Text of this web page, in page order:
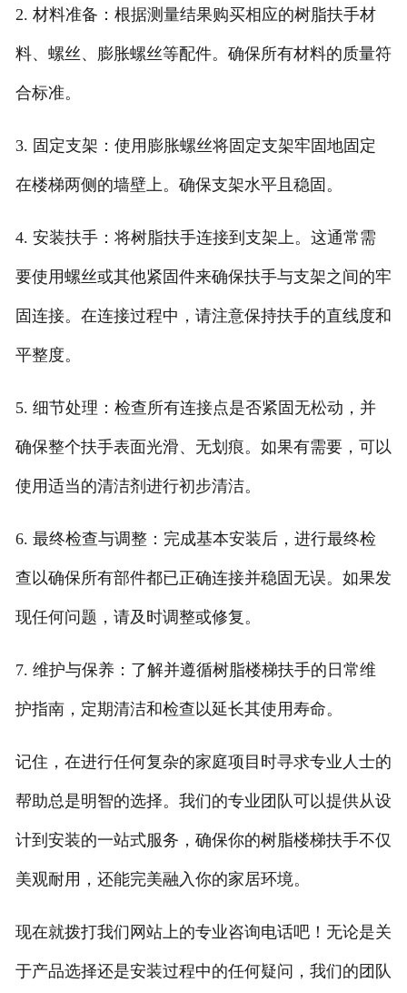
2. 材料准备：根据测量结果购买相应的树脂扶手材
料、螺丝、膨胀螺丝等配件。确保所有材料的质量符
合标准。
3. 固定支架：使用膨胀螺丝将固定支架牢固地固定
在楼梯两侧的墙壁上。确保支架水平且稳固。
4. 安装扶手：将树脂扶手连接到支架上。这通常需
要使用螺丝或其他紧固件来确保扶手与支架之间的牢
固连接。在连接过程中，请注意保持扶手的直线度和
平整度。
5. 细节处理：检查所有连接点是否紧固无松动，并
确保整个扶手表面光滑、无划痕。如果有需要，可以
使用适当的清洁剂进行初步清洁。
6. 最终检查与调整：完成基本安装后，进行最终检
查以确保所有部件都已正确连接并稳固无误。如果发
现任何问题，请及时调整或修复。
7. 维护与保养：了解并遵循树脂楼梯扶手的日常维
护指南，定期清洁和检查以延长其使用寿命。
记住，在进行任何复杂的家庭项目时寻求专业人士的
帮助总是明智的选择。我们的专业团队可以提供从设
计到安装的一站式服务，确保你的树脂楼梯扶手不仅
美观耐用，还能完美融入你的家居环境。
现在就拨打我们网站上的专业咨询电话吧！无论是关
于产品选择还是安装过程中的任何疑问，我们的团队